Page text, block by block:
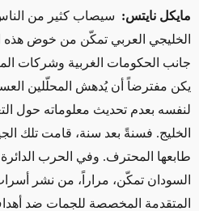
مايكل نايتس: سيصاب كثير من
الخليجي العربي تمكّن من خوض
جانب الحكومات الغربية وشركات
يكن مفترضاً أن يُدهش المحلّلين
لنفسه بعدم تحديث معلوماته حول
الخليج. فسنةً بعد سنة، قامت تلك
طابعها المحترف. وفي الحرب
المتقدمة المخصصة للجمات ضد